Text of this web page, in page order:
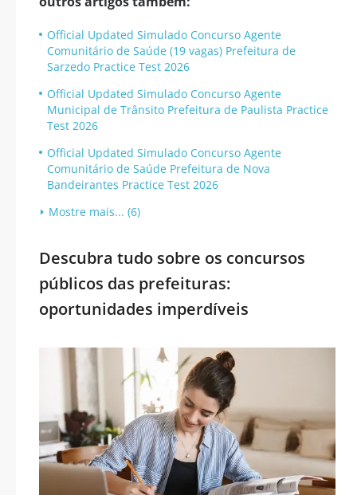
Official Updated Simulado Concurso Agente
Comunitário de Saúde (19 vagas) Prefeitura de
Sarzedo Practice Test 2026
Official Updated Simulado Concurso Agente
Municipal de Trânsito Prefeitura de Paulista Practice
Test 2026
Official Updated Simulado Concurso Agente
Comunitário de Saúde Prefeitura de Nova
Bandeirantes Practice Test 2026
Mostre mais... (6)
Descubra tudo sobre os concursos
públicos das prefeituras:
oportunidades imperdíveis